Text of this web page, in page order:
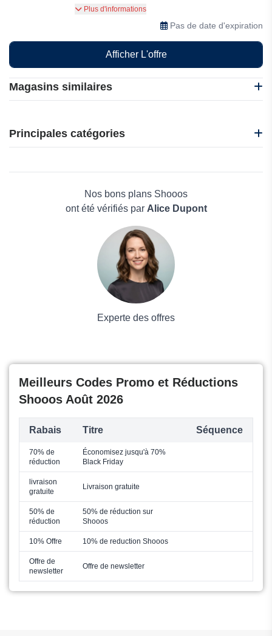
Magasins similaires
i-Run
Idakoos
Principales catégories
Maison & JardinNos bons plans Shooos
ont été vérifiés par Alice Dupont
Experte des offres
Vous pouvez retourner votre commande chez
Plus d'informations
Pas de date d'expiration
Afficher L'offre
Meilleurs Codes Promo et Réductions
Shooos Août 2026
Rabais Titre Séquence
70% de
réduction
Économisez jusqu'à 70%
Black Friday
livraison
gratuite
Livraison gratuite
50% de
réduction
50% de réduction sur
Shooos
10% Offre 10% de reduction Shooos
Offre de
newsletter
Offre de newsletter